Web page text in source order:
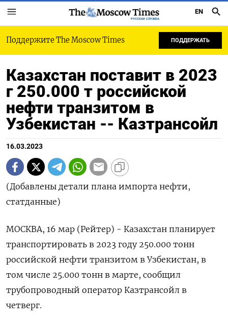
РУССКАЯ СЛУЖБА
EN
Поддержите The Moscow Times ПОДДЕРЖАТЬ
Казахстан поставит в 2023
г 250.000 т российской
нефти транзитом в
Узбекистан -- Казтрансойл
16.03.2023
(Добавлены детали плана импорта нефти,
статданные)
МОСКВА, 16 мар (Рейтер) - Казахстан планирует
транспортировать в 2023 году 250.000 тонн
российской нефти транзитом в Узбекистан, в
том числе 25.000 тонн в марте, сообщил
трубопроводный оператор Казтрансойл в
четверг.